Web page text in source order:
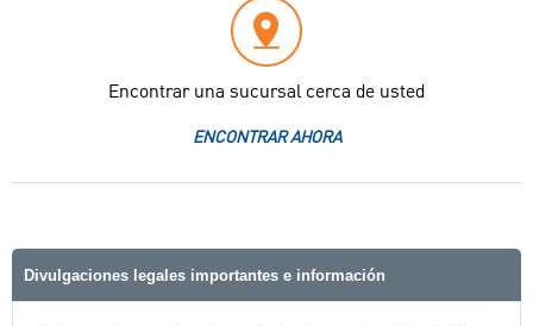
Encontrar una sucursal cerca de usted
ENCONTRAR AHORA
Divulgaciones legales importantes e información